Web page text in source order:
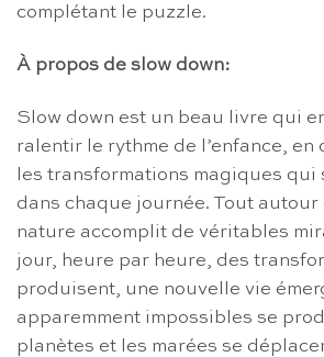
complétant le puzzle.
À propos de slow down:
Slow down est un beau livre qui
ralentir le rythme de l’enfance, en
les transformations magiques
dans chaque journée. Tout autour
nature accomplit de véritables
jour, heure par heure, des
produisent, une nouvelle vie
apparemment impossibles se
planètes et les marées se